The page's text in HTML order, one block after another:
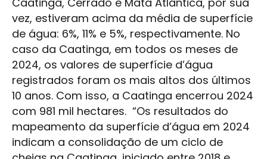
vez, estiveram acima da média de superfície
de água: 6%, 11% e 5%, respectivamente. No
caso da Caatinga, em todos os meses de
2024, os valores de superfície d’água
registrados foram os mais altos dos últimos
10 anos. Com isso, a Caatinga encerrou 2024
com 981 mil hectares. “Os resultados do
mapeamento da superfície d’água em 2024
indicam a consolidação de um ciclo de